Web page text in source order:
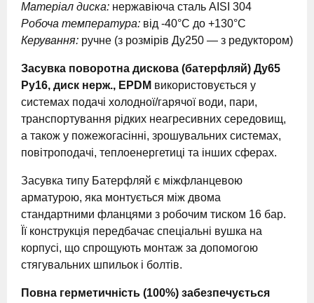
Матеріал диска: нержавіюча сталь AISI 304
Робоча температура: від -40°C до +130°C
Керування: ручне (з розмірів Ду250 — з редуктором)
Засувка поворотна дискова (батерфляй) Ду65
Ру16, диск нерж., EPDM використовується у
системах подачі холодної/гарячої води, пари,
транспортування рідких неагресивних середовищ,
а також у пожежогасінні, зрошувальних системах,
повітроподачі, теплоенергетиці та інших сферах.
Засувка типу Батерфляй є міжфланцевою
арматурою, яка монтується між двома
стандартними фланцями з робочим тиском 16 бар.
Її конструкція передбачає спеціальні вушка на
корпусі, що спрощують монтаж за допомогою
стягувальних шпильок і болтів.
Повна герметичність (100%) забезпечується